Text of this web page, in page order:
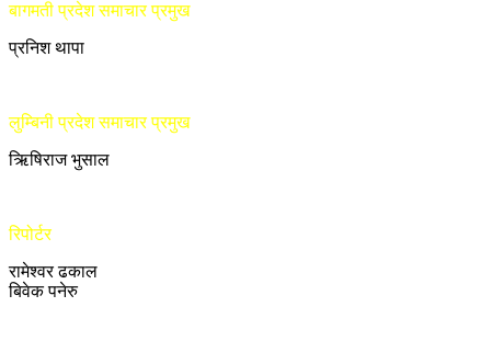
बागमती प्रदेश समाचार प्रमुख
प्रनिश थापा
लुम्बिनी प्रदेश समाचार प्रमुख
ऋिषिराज भुसाल
रिपोर्टर
रामेश्वर ढकाल
बिवेक पनेरु